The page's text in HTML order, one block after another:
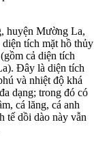
huyện Mường La,
tích mặt hồ thủy
cả diện tích
Đây là diện tích
và nhiệt độ khá
dạng; trong đó có
cá lăng, cá anh
tế dồi dào này vẫn